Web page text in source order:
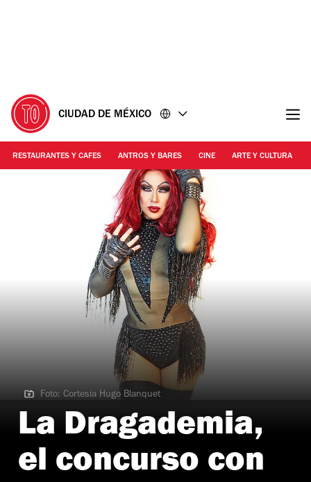
CIUDAD DE MÉXICO
RESTAURANTES Y CAFES ANTROS Y BARES CINE ARTE Y CULTURA
Foto: Cortesía Hugo Blanquet
Foto: Cortesía Hugo Blanquet
La Dragademia,
el concurso con